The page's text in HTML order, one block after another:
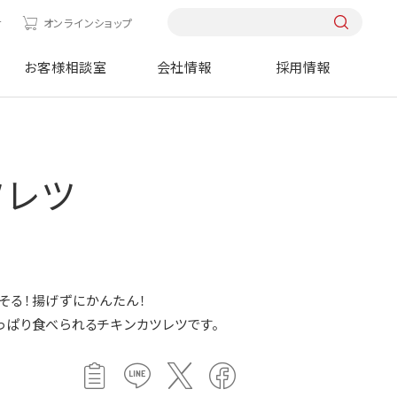
オンラインショップ
お客様相談室 会社情報 採用情報
ツ
！揚げずにかんたん！
り食べられるチキンカツレツです。